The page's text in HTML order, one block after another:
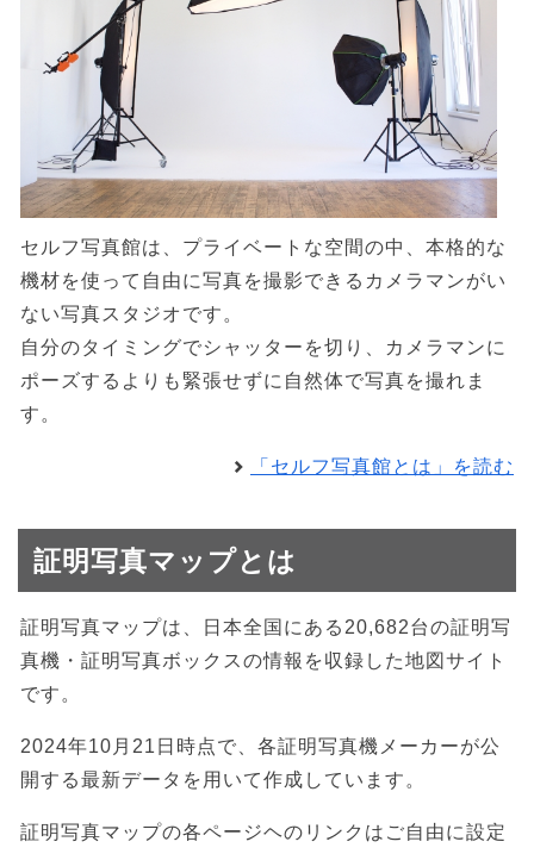
セルフ写真館は、プライベートな空間の中、本格的な
機材を使って自由に写真を撮影できるカメラマンがい
ない写真スタジオです。
自分のタイミングでシャッターを切り、カメラマンに
ポーズするよりも緊張せずに自然体で写真を撮れま
す。
「セルフ写真館とは」を読む
証明写真マップとは
証明写真マップは、日本全国にある20,682台の証明写
真機・証明写真ボックスの情報を収録した地図サイト
です。
2024年10月21日時点で、各証明写真機メーカーが公
開する最新データを用いて作成しています。
証明写真マップの各ページヘのリンクはご自由に設定